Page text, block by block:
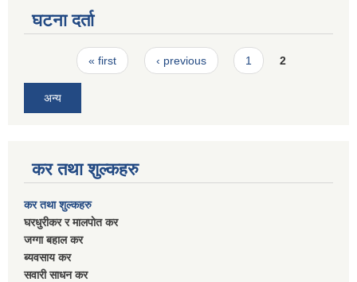
घटना दर्ता
Pages« first ‹ previous 1 2
अन्य
कर तथा शुल्कहरु
कर तथा शुल्कहरु
घरधुरीकर र मालपाेत कर
जग्गा बहाल कर
ब्यवसाय कर
सवारी साधन कर